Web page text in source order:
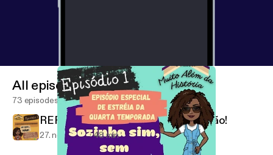
All episodes
73 episodes
REPRESENTATIVIDADE...só que não!
27. nov. 2021 48 min